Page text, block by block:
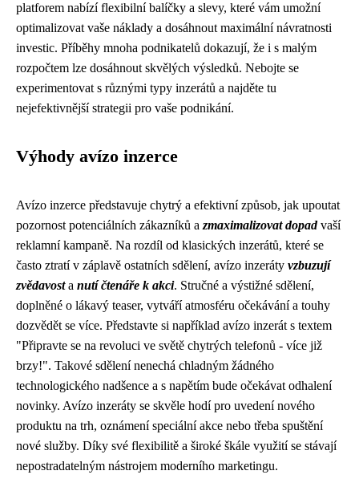
platforem nabízí flexibilní balíčky a slevy, které vám umožní
optimalizovat vaše náklady a dosáhnout maximální návratnosti
investic. Příběhy mnoha podnikatelů dokazují, že i s malým
rozpočtem lze dosáhnout skvělých výsledků. Nebojte se
experimentovat s různými typy inzerátů a najděte tu
nejefektivnější strategii pro vaše podnikání.
Výhody avízo inzerce
Avízo inzerce představuje chytrý a efektivní způsob, jak upoutat
pozornost potenciálních zákazníků a zmaximalizovat dopadvaší
reklamní kampaně. Na rozdíl od klasických inzerátů, které se
často ztratí v záplavě ostatních sdělení, avízo inzeráty vzbuzují
zvědavosta nutí čtenáře k akci. Stručné a výstižné sdělení,
doplněné o lákavý teaser, vytváří atmosféru očekávání a touhy
dozvědět se více. Představte si například avízo inzerát s textem
"Připravte se na revoluci ve světě chytrých telefonů - více již
brzy!". Takové sdělení nenechá chladným žádného
technologického nadšence a s napětím bude očekávat odhalení
novinky. Avízo inzeráty se skvěle hodí pro uvedení nového
produktu na trh, oznámení speciální akce nebo třeba spuštění
nové služby. Díky své flexibilitě a široké škále využití se stávají
nepostradatelným nástrojem moderního marketingu.